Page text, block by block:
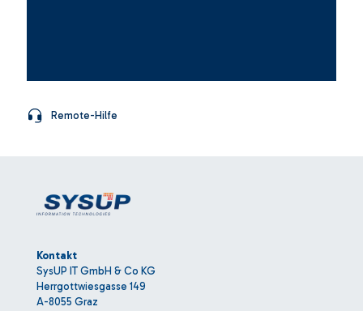
Remote-Hilfe
Kontakt
SysUP IT GmbH & Co KG
Herrgottwiesgasse 149
A-8055 Graz